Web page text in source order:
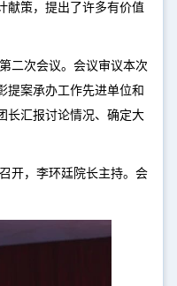
献策，提出了许多有价值
二次会议。会议审议本次
提案承办工作先进单位和
长汇报讨论情况、确定大
开，李环廷院长主持。会